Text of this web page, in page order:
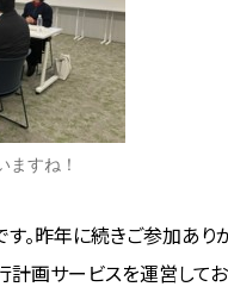
ますね！
。昨年に続きご参加あり
画サービスを運営してお